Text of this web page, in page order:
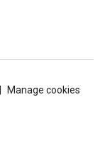
Manage cookies